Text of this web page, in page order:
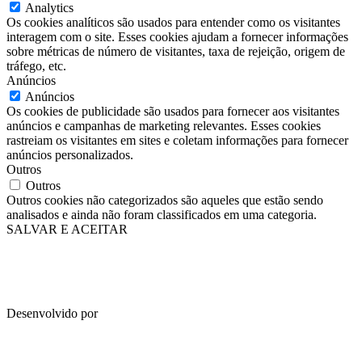
Analytics
Os cookies analíticos são usados para entender como os visitantes
interagem com o site. Esses cookies ajudam a fornecer informações
sobre métricas de número de visitantes, taxa de rejeição, origem de
tráfego, etc.
Anúncios
Anúncios
Os cookies de publicidade são usados para fornecer aos visitantes
anúncios e campanhas de marketing relevantes. Esses cookies
rastreiam os visitantes em sites e coletam informações para fornecer
anúncios personalizados.
Outros
Outros
Outros cookies não categorizados são aqueles que estão sendo
analisados e ainda não foram classificados em uma categoria.
SALVAR E ACEITAR
Desenvolvido por